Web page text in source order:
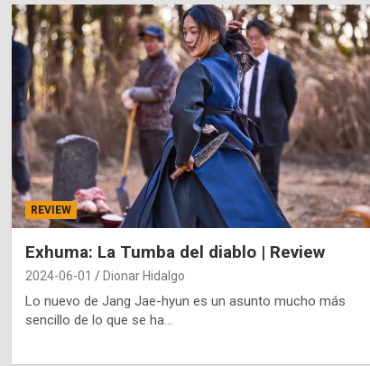
REVIEW
Exhuma: La Tumba del diablo | Review
2024-06-01 Dionar Hidalgo
Lo nuevo de Jang Jae-hyun es un asunto mucho más
sencillo de lo que se ha…